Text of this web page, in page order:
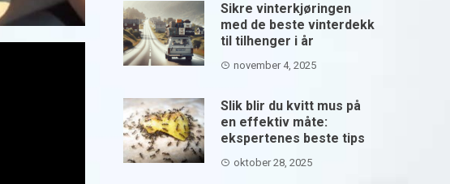
Sikre vinterkjøringen
med de beste vinterdekk
til tilhenger i år
november 4, 2025
Slik blir du kvitt mus på
en effektiv måte:
ekspertenes beste tips
oktober 28, 2025